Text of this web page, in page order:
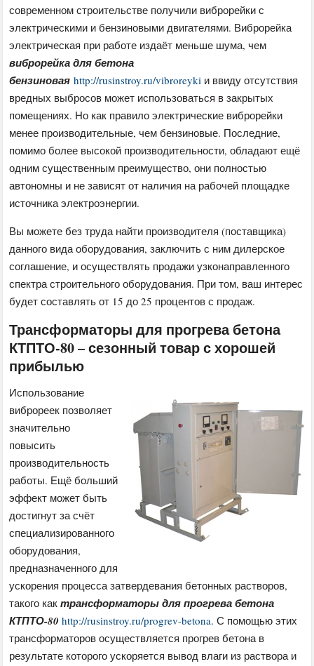
современном строительстве получили виброрейки с
электрическими и бензиновыми двигателями. Виброрейка
электрическая при работе издаёт меньше шума, чем
виброрейка для бетона
бензиновая http://rusinstroy.ru/vibroreyki и ввиду отсутствия
вредных выбросов может использоваться в закрытых
помещениях. Но как правило электрические виброрейки
менее производительные, чем бензиновые. Последние,
помимо более высокой производительности, обладают ещё
одним существенным преимущество, они полностью
автономны и не зависят от наличия на рабочей площадке
источника электроэнергии.
Вы можете без труда найти производителя (поставщика)
данного вида оборудования, заключить с ним дилерское
соглашение, и осуществлять продажи узконаправленного
спектра строительного оборудования. При том, ваш интерес
будет составлять от 15 до 25 процентов с продаж.
Трансформаторы для прогрева бетона
КТПТО-80 – сезонный товар с хорошей
прибылью
Использование
виброреек позволяет
значительно
повысить
производительность
работы. Ещё больший
эффект может быть
достигнут за счёт
специализированного
оборудования,
предназначенного для
ускорения процесса затвердевания бетонных растворов,
такого кактрансформаторы для прогрева бетона
КТПТО-80http://rusinstroy.ru/progrev-betona. С помощью этих
трансформаторов осуществляется прогрев бетона в
результате которого ускоряется вывод влаги из раствора и